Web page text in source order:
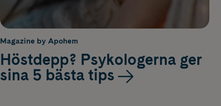
Magazine by Apohem
Höstdepp? Psykologerna ger
sina 5 bästa tips